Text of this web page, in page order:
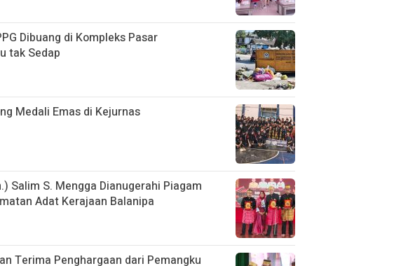
Dibuang di Kompleks Pasar
tak Sedap
Medali Emas di Kejurnas
Salim S. Mengga Dianugerahi Piagam
Adat Kerajaan Balanipa
Terima Penghargaan dari Pemangku